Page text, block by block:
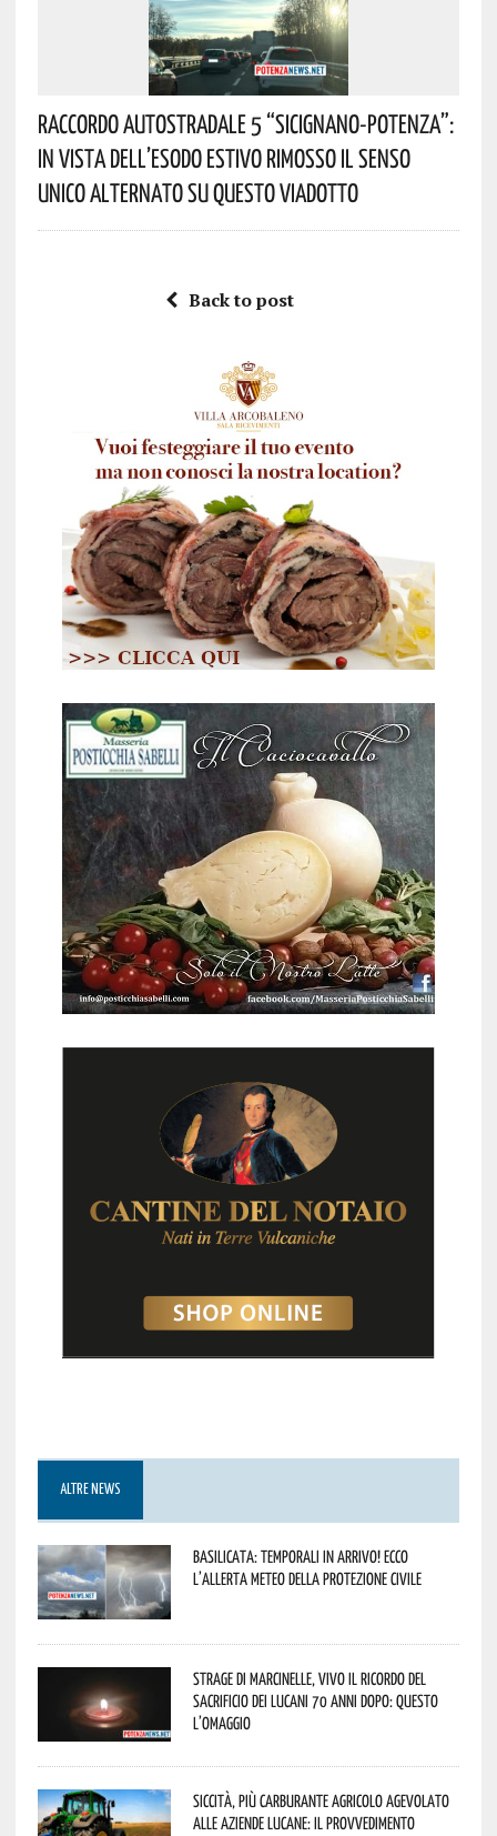
Raccordo Autostradale 5 “Sicignano-Potenza”:
In Vista Dell’esodo Estivo Rimosso Il Senso
Unico Alternato Su Questo Viadotto
Back to post
ALTRE NEWS
Basilicata: temporali in arrivo! Ecco
l’allerta meteo della Protezione civile
Strage di Marcinelle, vivo il ricordo del
sacrificio dei lucani 70 anni dopo: questo
l’omaggio
Siccità, più carburante agricolo agevolato
alle aziende lucane: il provvedimento